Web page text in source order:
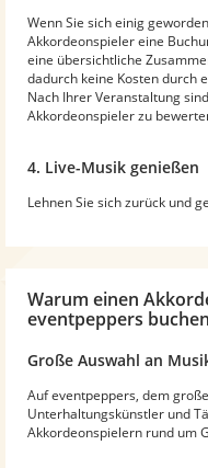
Wenn Sie sich einig
Akkordeonspieler eine
eine übersichtliche
dadurch keine Kosten durch
Nach Ihrer Veranstaltung
Akkordeonspieler zu
4. Live-Musik genießen
Lehnen Sie sich zurück und
Warum einen
eventpeppers
Große Auswahl an
Auf eventpeppers, dem
Unterhaltungskünstler und
Akkordeonspielern rund um